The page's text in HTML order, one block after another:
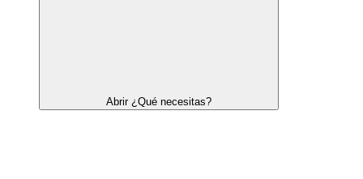
Abrir ¿Qué necesitas?